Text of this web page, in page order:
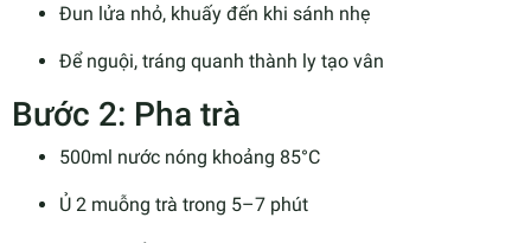
Đun lửa nhỏ, khuấy đến khi sánh nhẹ
Để nguội, tráng quanh thành ly tạo vân
Bước 2: Pha trà
500ml nước nóng khoảng 85°C
Ủ 2 muỗng trà trong 5–7 phút